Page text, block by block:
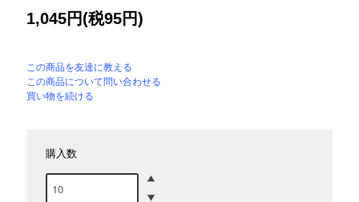
1,045円(税95円)
この商品を友達に教える
この商品について問い合わせる
買い物を続ける
購入数